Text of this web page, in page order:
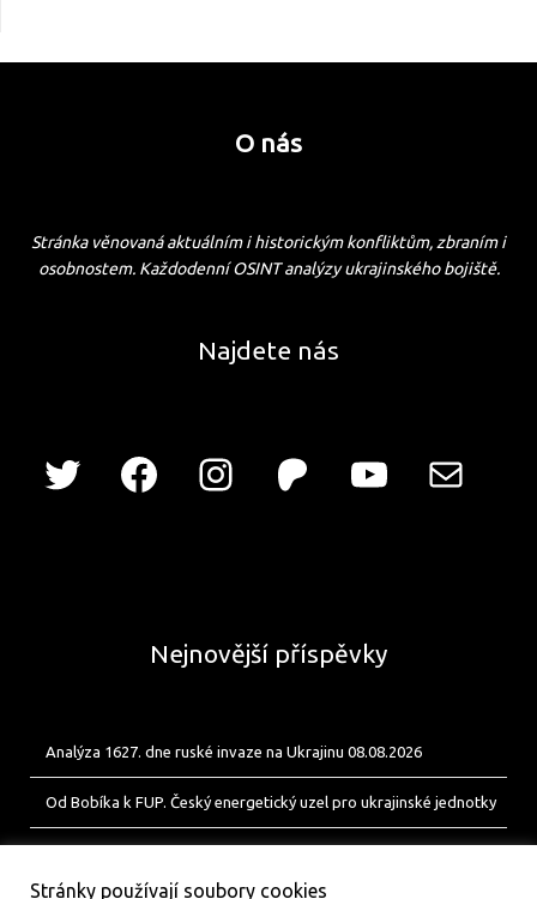
O nás
Stránka věnovaná aktuálním i historickým konfliktům, zbraním i
osobnostem. Každodenní OSINT analýzy ukrajinského bojiště.
Najdete nás
Nejnovější příspěvky
Analýza 1627. dne ruské invaze na Ukrajinu 08.08.2026
Od Bobíka k FUP. Český energetický uzel pro ukrajinské jednotky
Stránky používají soubory cookies